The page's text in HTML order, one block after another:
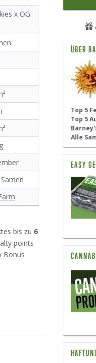
x OG
bis zu 6
points
Bonus
ÜBER
Top 5
Top 5
Alle
EASY